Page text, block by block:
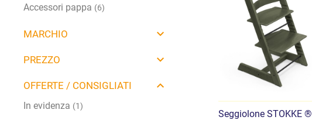
Accessori pappa (6)
MARCHIO
PREZZO
OFFERTE / CONSIGLIATI
In evidenza (1)
Seggiolone STOKKE ®